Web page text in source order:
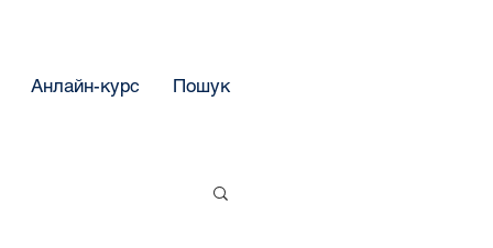
Анлайн-курс Пошук